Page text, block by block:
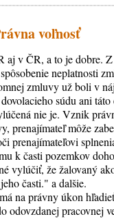
voľnosť
aj v ČR, a to je dobre.
neplatnosti
zmluvy už boli v
súdu ani
nie je. Vznik
prenajímateľ môže
prenajímateľovi
k časti pozemkov
vylúčiť, že žalovaný
časti." a dalšie.
na právny úkon
odovzdanej pracovnej